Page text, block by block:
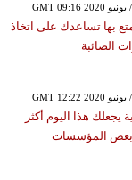
بها تساعدك على اتخاذ
الصائبة
يجعلك هذا اليوم أكثر
بعض المؤسسات